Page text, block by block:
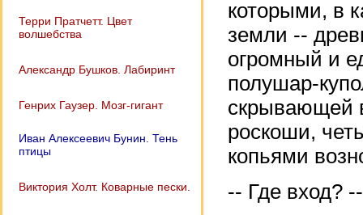
Терри Пратчетт. Цвет
волшебства
Александр Бушков. Лабиринт
Генрих Гаузер. Мозг-гигант
Иван Алексеевич Бунин. Тень
птицы
Виктория Холт. Коварные пески.
которыми, в
земли --
огромный и
полушар-
скрывающей
роскоши,
копьями
-- Где вход?